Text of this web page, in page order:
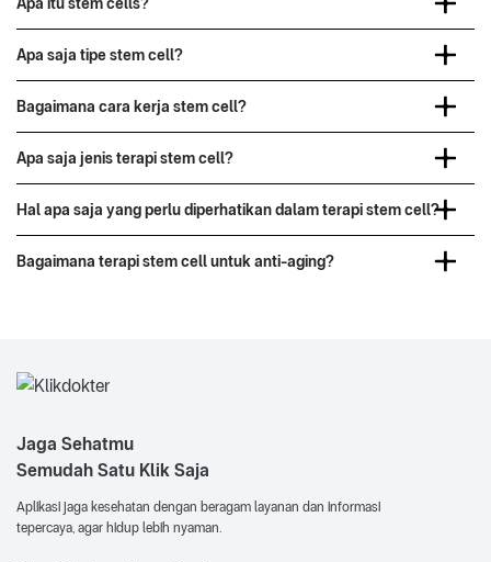
Apa saja tipe stem cell?
Bagaimana cara kerja stem cell?
Apa saja jenis terapi stem cell?
Hal apa saja yang perlu diperhatikan dalam terapi stem cell?
Bagaimana terapi stem cell untuk anti-aging?
Jaga Sehatmu
Semudah Satu Klik Saja
Aplikasi jaga kesehatan dengan beragam layanan dan informasi
tepercaya, agar hidup lebih nyaman.